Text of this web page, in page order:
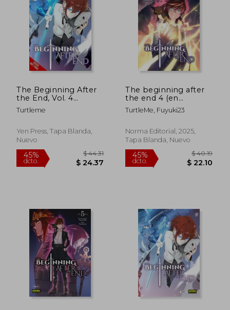
The Beginning After
the End, Vol. 4
(Comic) (The
Beginning After the
Inglés)
Turtleme
Yen Press, Tapa Blanda,
Nuevo
45%
dcto. $ 24.37
The beginning after
the end 4 (en
Castellano)
TurtleMe, Fuyuki23
Norma Editorial, 2025,
Tapa Blanda, Nuevo
45%
dcto.